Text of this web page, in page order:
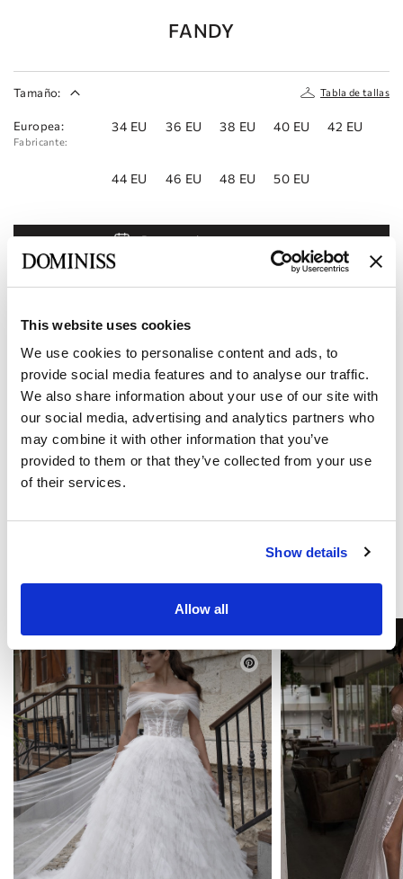
This website uses cookies
We use cookies to personalise content and ads, to
provide social media features and to analyse our traffic.
We also share information about your use of our site with
our social media, advertising and analytics partners who
may combine it with other information that you’ve
provided to them or that they’ve collected from your use
of their services.
Show details
Allow all
FANDY
Tamaño: Tabla de tallas
Europea:
Fabricante:
34 EU 36 EU 38 EU 40 EU 42 EU
44 EU 46 EU 48 EU 50 EU
Reservar cita
Encontrar una tienda
Código del producto: 10111682
Características
Entrega y pago
TE PUEDE GUSTAR